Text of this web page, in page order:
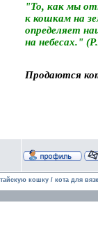
"То, как мы
к кошкам на
определяет
на небесах."
Продаются
кошку / кота для